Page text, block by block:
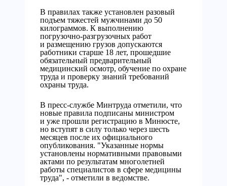
В правилах также установлен разовый
подъем тяжестей мужчинами до 50
килограммов. К выполнению
погрузочно-разгрузочных работ
и размещению грузов допускаются
работники старше 18 лет, прошедшие
обязательный предварительный
медицинский осмотр, обучение по охране
труда и проверку знаний требований
охраны труда.
В пресс-службе Минтруда отметили, что
новые правила подписаны министром
и уже прошли регистрацию в Минюсте,
но вступят в силу только через шесть
месяцев после их официального
опубликования. "Указанные нормы
установлены нормативными правовыми
актами по результатам многолетней
работы специалистов в сфере медицины
труда", - отметили в ведомстве.